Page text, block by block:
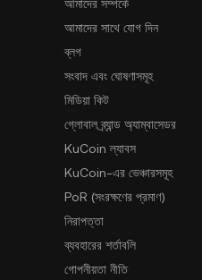
আমাদের সম্পর্কে
আমাদের সাথে যোগ দিন
ব্লগ
সংবাদ এবং ঘোষণাসমূহ
মিডিয়া কিট
গ্লোবাল ব্র্যান্ড অ্যাম্বাসেডর
KuCoin ল্যাবস
KuCoin-এর ভেঞ্চারসমূহ
PoR (সংরক্ষণের প্রমাণ)
নিরাপত্তা
ব্যবহারের শর্তাবলি
গোপনীয়তা নীতি